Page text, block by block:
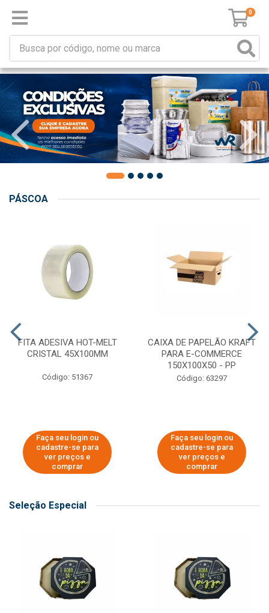
0
PÁSCOA
FITA ADESIVA HOT-MELT
CRISTAL 45X100MM
Código: 51367
Faça seu login ou
cadastre-se para
ver preços e
comprar
CAIXA DE PAPELÃO KRAFT
PARA E-COMMERCE
150X100X50 - PP
Código: 63297
Faça seu login ou
cadastre-se para
ver preços e
comprar
Seleção Especial